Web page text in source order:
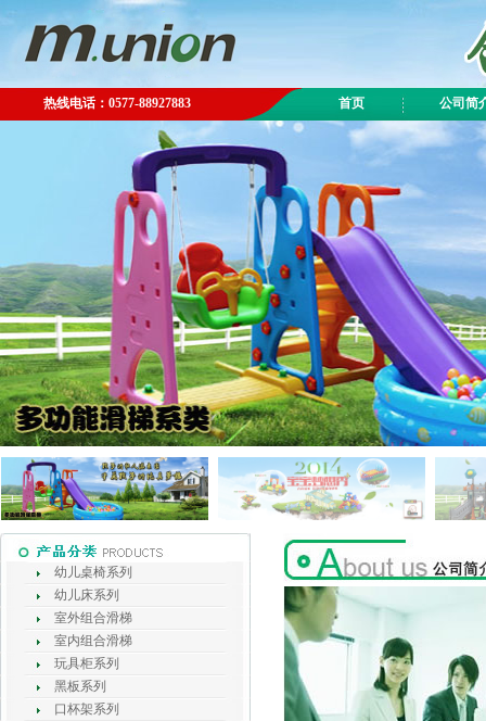
热线电话：0577-88927883 首页 公司简
幼儿桌椅系列
幼儿床系列
室外组合滑梯
室内组合滑梯
玩具柜系列
黑板系列
口杯架系列